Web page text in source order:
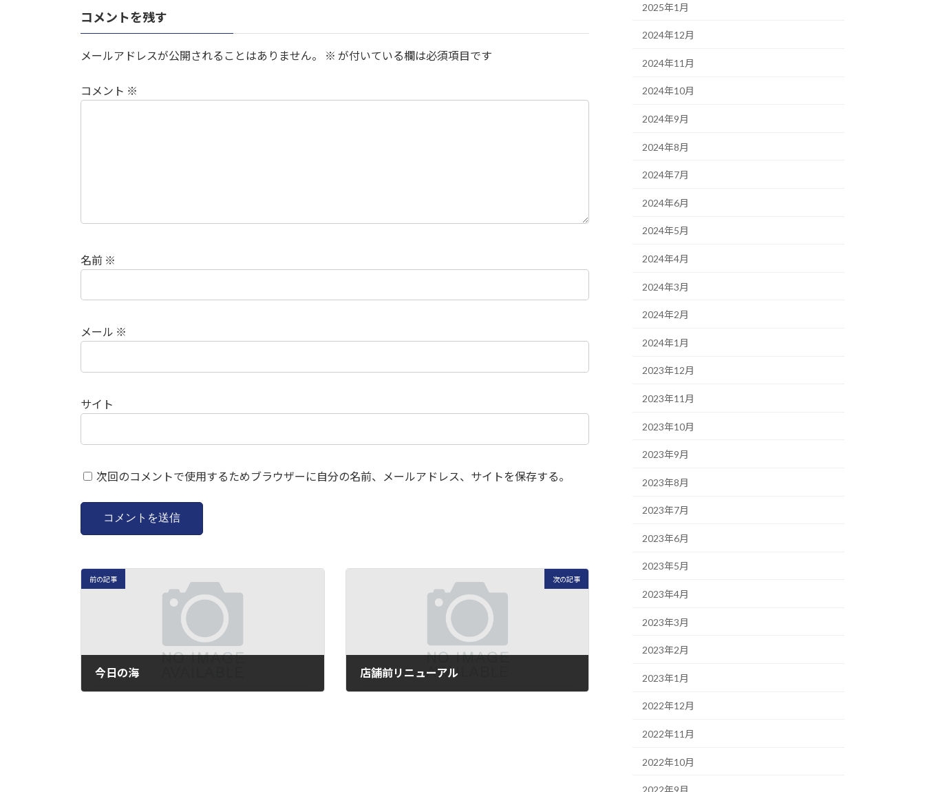
コメントを残す
メールアドレスが公開されることはありません。 ※ が付いている欄は必須項目です
コメント ※
名前 ※
メール ※
サイト
次回のコメントで使用するためブラウザーに自分の名前、メールアドレス、サイトを保存する。
前の記事
今日の海
次の記事
店舗前リニューアル
2025年1月
2024年12月
2024年11月
2024年10月
2024年9月
2024年8月
2024年7月
2024年6月
2024年5月
2024年4月
2024年3月
2024年2月
2024年1月
2023年12月
2023年11月
2023年10月
2023年9月
2023年8月
2023年7月
2023年6月
2023年5月
2023年4月
2023年3月
2023年2月
2023年1月
2022年12月
2022年11月
2022年10月